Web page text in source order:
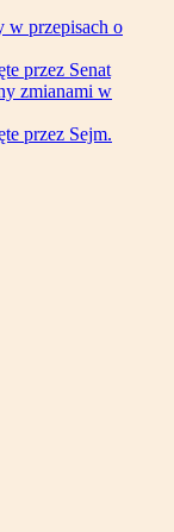
w przepisach o
przez Senat
zmianami w
przez Sejm.